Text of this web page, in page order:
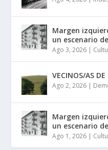
Margen
un escenario
Ago 3, 2026 |
VECINOS/AS
Ago 2, 2026 |
Margen
un escenario
Ago 1, 2026 |